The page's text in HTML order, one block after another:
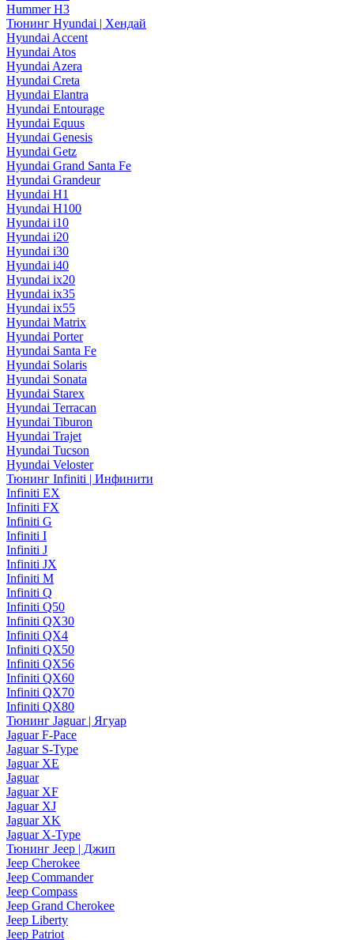
Hummer H3
Тюнинг Hyundai | Хендай
Hyundai Accent
Hyundai Atos
Hyundai Azera
Hyundai Creta
Hyundai Elantra
Hyundai Entourage
Hyundai Equus
Hyundai Genesis
Hyundai Getz
Hyundai Grand Santa Fe
Hyundai Grandeur
Hyundai H1
Hyundai H100
Hyundai i10
Hyundai i20
Hyundai i30
Hyundai i40
Hyundai ix20
Hyundai ix35
Hyundai ix55
Hyundai Matrix
Hyundai Porter
Hyundai Santa Fe
Hyundai Solaris
Hyundai Sonata
Hyundai Starex
Hyundai Terracan
Hyundai Tiburon
Hyundai Trajet
Hyundai Tucson
Hyundai Veloster
Тюнинг Infiniti | Инфинити
Infiniti EX
Infiniti FX
Infiniti G
Infiniti I
Infiniti J
Infiniti JX
Infiniti M
Infiniti Q
Infiniti Q50
Infiniti QX30
Infiniti QX4
Infiniti QX50
Infiniti QX56
Infiniti QX60
Infiniti QX70
Infiniti QX80
Тюнинг Jaguar | Ягуар
Jaguar F-Pace
Jaguar S-Type
Jaguar XE
Jaguar
Jaguar XF
Jaguar XJ
Jaguar XK
Jaguar X-Type
Тюнинг Jeep | Джип
Jeep Cherokee
Jeep Commander
Jeep Compass
Jeep Grand Cherokee
Jeep Liberty
Jeep Patriot